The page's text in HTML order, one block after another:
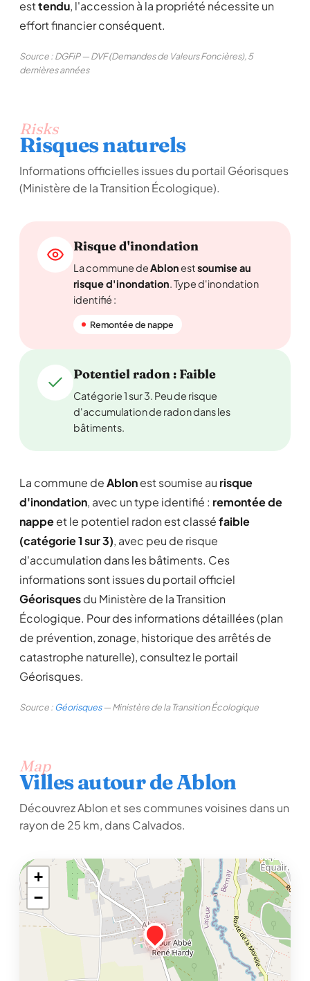
esttendu, l'accession à la propriété nécessite un
effort financier conséquent.
Source : DGFiP — DVF (Demandes de Valeurs Foncières), 5
dernières années
Risks
Risques naturels
Informations officielles issues du portail Géorisques
(Ministère de la Transition Écologique).
Risque d'inondation
La commune deAblonestsoumise au
risque d'inondation. Type d'inondation
identifié :
Remontée de nappe
Potentiel radon : Faible
Catégorie 1 sur 3. Peu de risque
d'accumulation de radon dans les
bâtiments.
La commune deAblonest soumise au risque
d'inondation, avec un type identifié : remontée de
nappeet le potentiel radon est classéfaible
(catégorie 1 sur 3), avec peu de risque
d'accumulation dans les bâtiments. Ces
informations sont issues du portail officiel
Géorisquesdu Ministère de la Transition
Écologique. Pour des informations détaillées (plan
de prévention, zonage, historique des arrêtés de
catastrophe naturelle), consultez le portail
Géorisques.
Source :Géorisques— Ministère de la Transition Écologique
Map
Villes autour de Ablon
Découvrez Ablon et ses communes voisines dans un
rayon de 25 km, dans Calvados.
+
−